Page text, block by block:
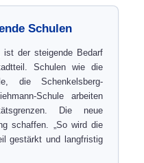
Schulen
ist der steigende Bedarf
Schulen wie die
die Schenkelsberg-
Schule arbeiten
Die neue
schaffen. „So wird die
gestärkt und langfristig